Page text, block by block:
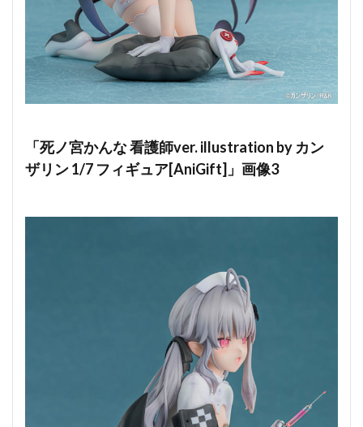
「死ノ宮かんな 看護師ver. illustration by カン
ザリン 1/7 フィギュア[AniGift]」画像3